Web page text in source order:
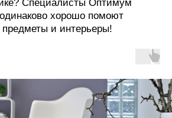
Специалисты Оптимум
хорошо помоют
и интерьеры!